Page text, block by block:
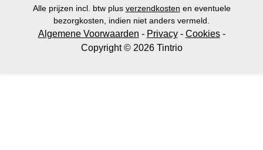
Alle prijzen incl. btw plus verzendkosten en eventuele
bezorgkosten, indien niet anders vermeld.
Algemene Voorwaarden - Privacy- Cookies-
Copyright © 2026 Tintrio